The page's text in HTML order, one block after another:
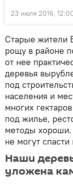
23 июля 2016,
Старые жители
рощу в районе
от нее
деревья
под
населения и
многих
под жилье,
методы хороши.
не могут
Наши
уложена